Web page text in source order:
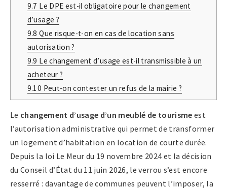
9.7 Le DPE est-il obligatoire pour le changement
d’usage ?
9.8 Que risque-t-on en cas de location sans
autorisation ?
9.9 Le changement d’usage est-il transmissible à un
acheteur ?
9.10 Peut-on contester un refus de la mairie ?
Le changement d’usage d’un meublé de tourisme est
l’autorisation administrative qui permet de transformer
un logement d’habitation en location de courte durée.
Depuis la loi Le Meur du 19 novembre 2024 et la décision
du Conseil d’État du 11 juin 2026, le verrou s’est encore
resserré : davantage de communes peuvent l’imposer, la